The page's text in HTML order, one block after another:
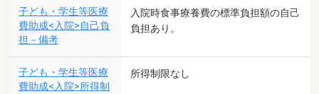
子ども・学生等医療
費助成<入院>自己負
担－備考
入院時食事療養費の標準負担額の自己
負担あり。
子ども・学生等医療
費助成<入院>所得制
所得制限なし